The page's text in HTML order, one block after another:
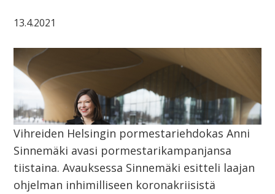
13.4.2021
Vihreiden Helsingin pormestariehdokas Anni
Sinnemäki avasi pormestarikampanjansa
tiistaina. Avauksessa Sinnemäki esitteli laajan
ohjelman inhimilliseen koronakriisistä